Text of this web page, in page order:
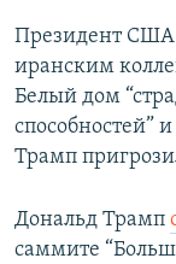
Президент США
иранским
Белый дом
способностей”
Трамп
Дональд Трамп
саммите